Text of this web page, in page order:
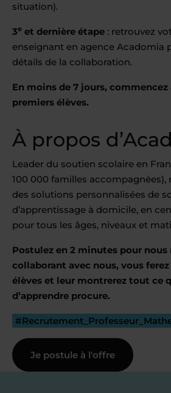
situation).
3e et dernière étape : retrouvez
enseignant en agence Acadomia
détails de la collaboration.
En moins de 7 jours,
premiers élèves.
À propos
Leader du soutien scolaire en
100 000 familles accompagnées),
des solutions personnalisées de
d’apprentissage à domicile, en
pour tous les âges, niveaux et
Postulez en 2 minutes pour nous
collaborant avec nous, vous
élèves et leur montrerez tout ce
d’apprendre procure.
Je postule à l'offre